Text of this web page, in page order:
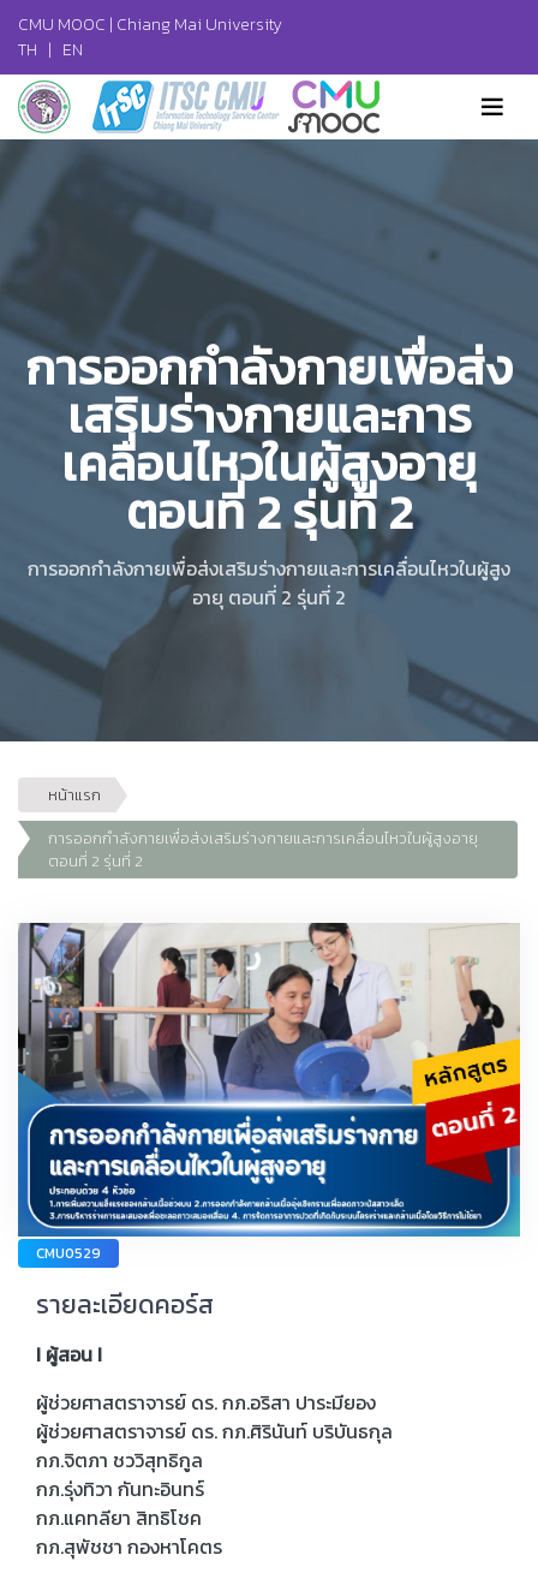
CMU MOOC | Chiang Mai University
TH | EN
การออกกำลังกายเพื่อส่ง
เสริมร่างกายและการ
เคลื่อนไหวในผู้สูงอายุ
ตอนที่ 2 รุ่นที่ 2
การออกกำลังกายเพื่อส่งเสริมร่างกายและการเคลื่อนไหวในผู้สูง
อายุ ตอนที่ 2 รุ่นที่ 2
หน้าแรก
การออกกำลังกายเพื่อส่งเสริมร่างกายและการเคลื่อนไหวในผู้สูงอายุ
ตอนที่ 2 รุ่นที่ 2
CMU0529
รายละเอียดคอร์ส
I ผู้สอน I
ผู้ช่วยศาสตราจารย์ ดร. กภ.อริสา ปาระมียอง
ผู้ช่วยศาสตราจารย์ ดร. กภ.ศิรินันท์ บริบันธกุล
กภ.จิตภา ชววิสุทธิกูล
กภ.รุ่งทิวา กันทะอินทร์
กภ.แคทลียา สิทธิโชค
กภ.สุพัชชา กองหาโคตร